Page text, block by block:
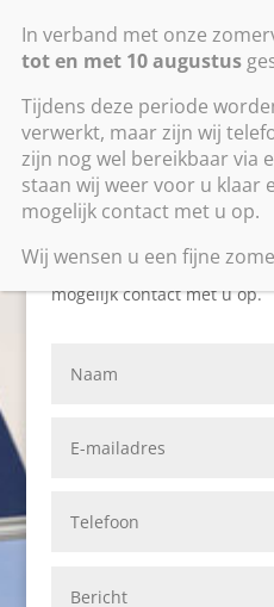
onderstaande formulier in
mogelijk contact met u op.
In verband met onze
tot en met 10 augustus
Tijdens deze periode
verwerkt, maar zijn wij
zijn nog wel bereikbaar via
staan wij weer voor u klaar
mogelijk contact met u op.
Wij wensen u een fijne